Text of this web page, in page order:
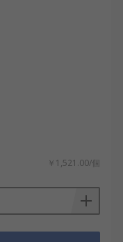
￥1,521.00/個